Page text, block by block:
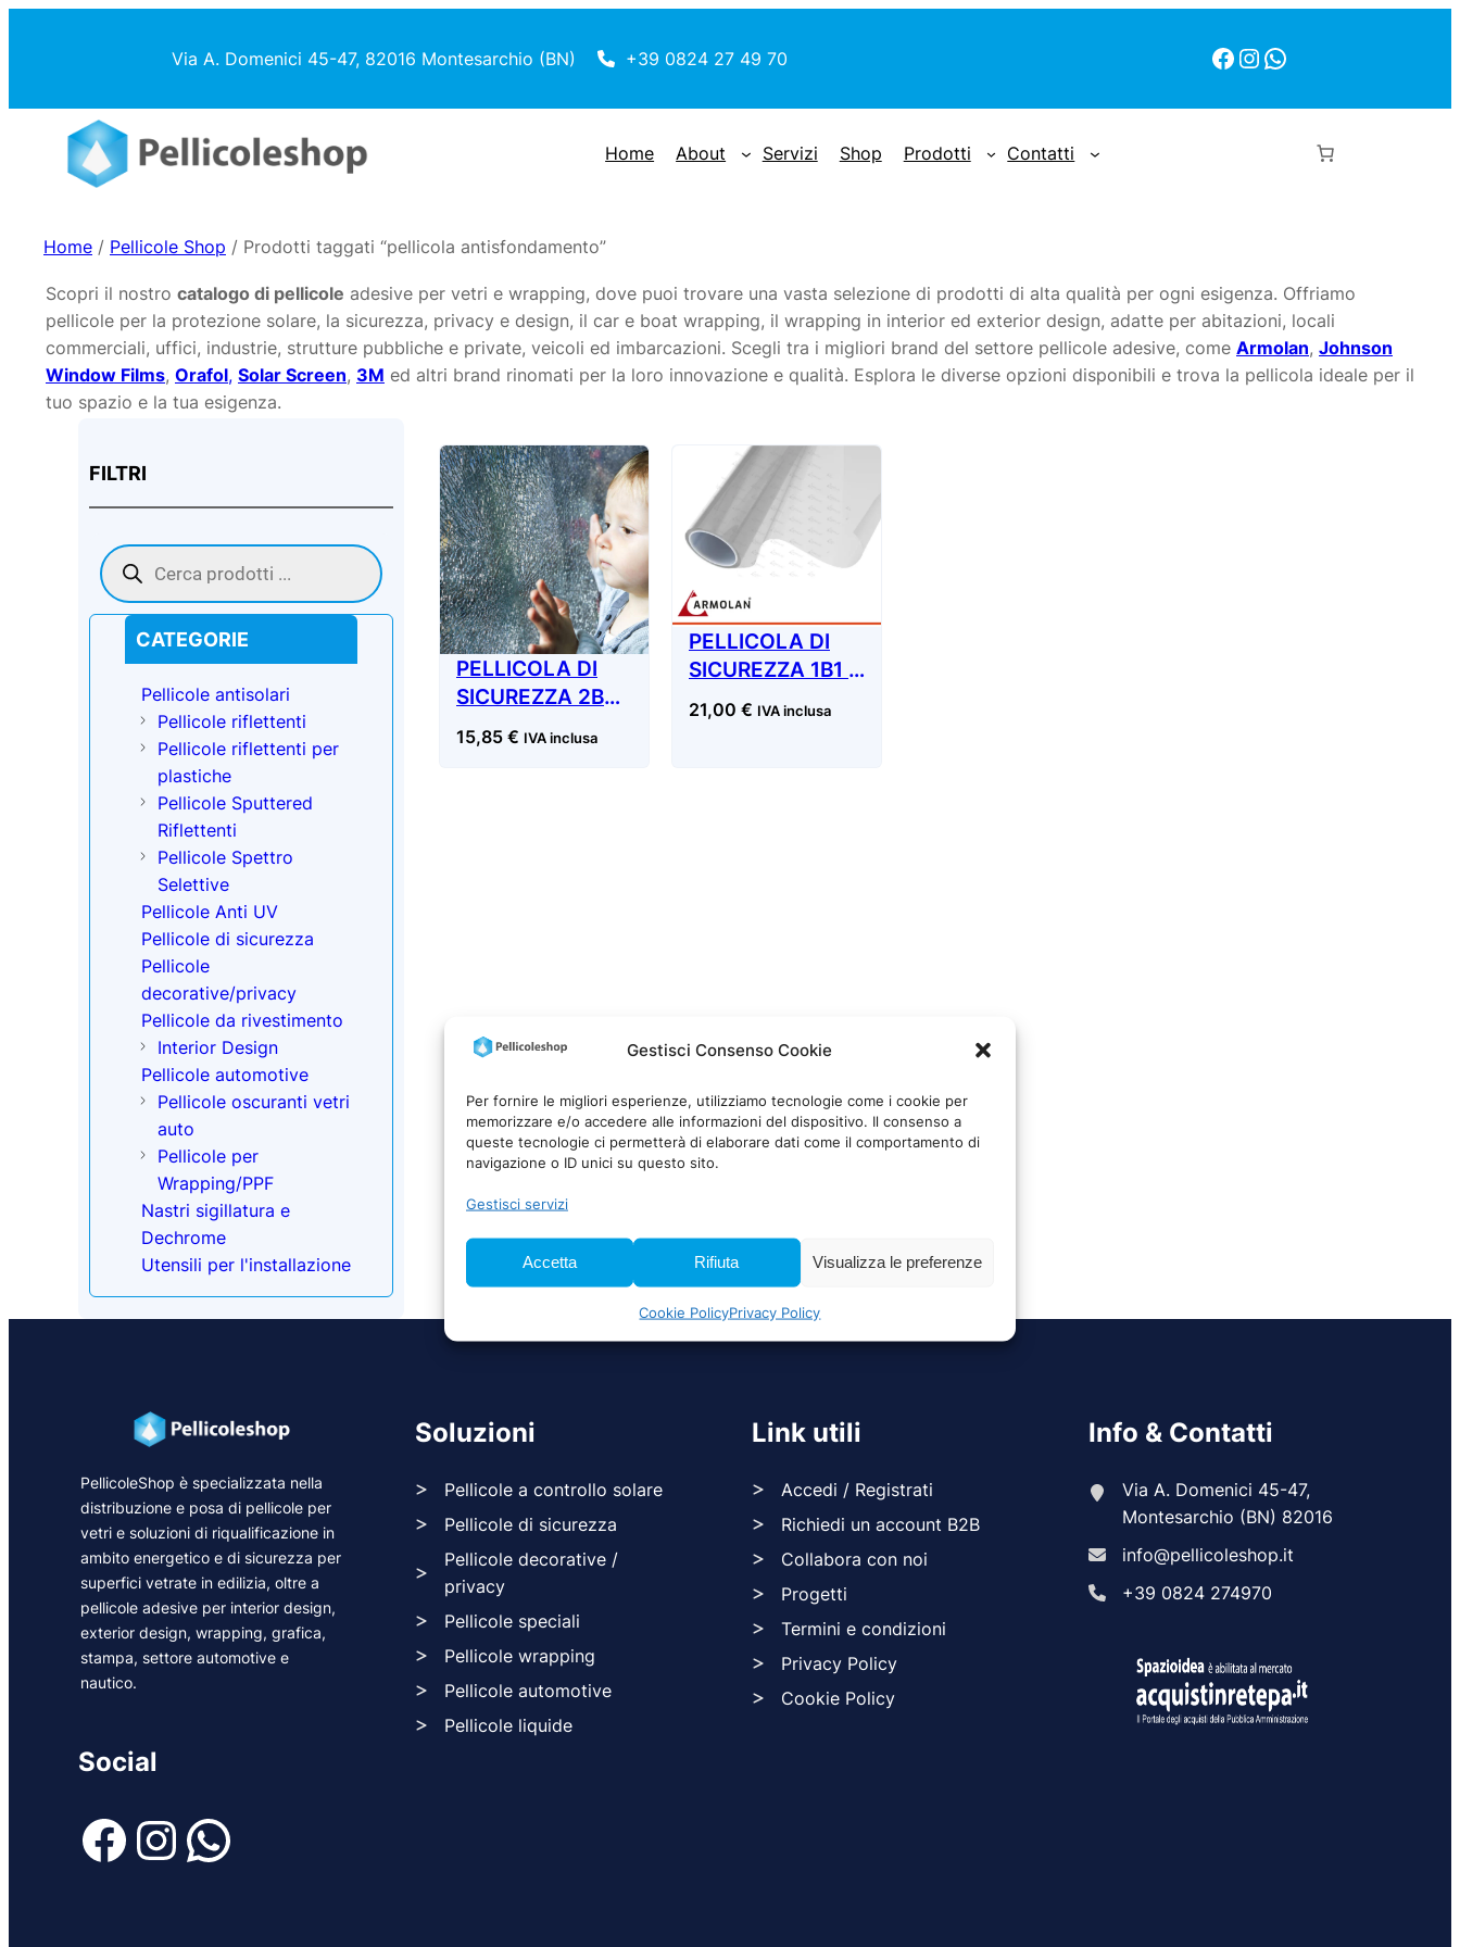
Gestisci Consenso Cookie
Per fornire le migliori esperienze, utilizziamo tecnologie come i cookie per
memorizzare e/o accedere alle informazioni del dispositivo. Il consenso a
queste tecnologie ci permetterà di elaborare dati come il comportamento di
navigazione o ID unici su questo sito.
Gestisci servizi
Accetta Rifiuta Visualizza le preferenze
Cookie PolicyPrivacy Policy
Via A. Domenici 45-47, 82016 Montesarchio (BN) +39 0824 27 49 70 Facebook Instagram WhatsApp
Home About Servizi Shop Prodotti Contatti
Home / Pellicole Shop / Prodotti taggati “pellicola antisfondamento”
Scopri il nostro catalogo di pellicole adesive per vetri e wrapping, dove puoi trovare una vasta selezione di prodotti di alta qualità per ogni esigenza. Offriamo
pellicole per la protezione solare, la sicurezza, privacy e design, il car e boat wrapping, il wrapping in interior ed exterior design, adatte per abitazioni, locali
commerciali, uffici, industrie, strutture pubbliche e private, veicoli ed imbarcazioni. Scegli tra i migliori brand del settore pellicole adesive, come Armolan, Johnson
Window Films, Orafol, Solar Screen, 3M ed altri brand rinomati per la loro innovazione e qualità. Esplora le diverse opzioni disponibili e trova la pellicola ideale per il
tuo spazio e la tua esigenza.
FILTRI
Products
search
CATEGORIE
Pellicole antisolari
Pellicole riflettenti
Pellicole riflettenti per
plastiche
Pellicole Sputtered
Riflettenti
Pellicole Spettro
Selettive
Pellicole Anti UV
Pellicole di sicurezza
Pellicole
decorative/privacy
Pellicole da rivestimento
Interior Design
Pellicole automotive
Pellicole oscuranti vetri
auto
Pellicole per
Wrapping/PPF
Nastri sigillatura e
Dechrome
Utensili per l'installazione
PELLICOLA DI
SICUREZZA 2B2
– EN12600
15,85 € IVA inclusa
PELLICOLA DI
SICUREZZA 1B1 –
EN12600
21,00 € IVA inclusa
PellicoleShop è specializzata nella
distribuzione e posa di pellicole per
vetri e soluzioni di riqualificazione in
ambito energetico e di sicurezza per
superfici vetrate in edilizia, oltre a
pellicole adesive per interior design,
exterior design, wrapping, grafica,
stampa, settore automotive e
nautico.
Social
Facebook InstagramWhatsApp
Soluzioni
Pellicole a controllo solare
Pellicole di sicurezza
Pellicole decorative /
privacy
Pellicole speciali
Pellicole wrapping
Pellicole automotive
Pellicole liquide
Link utili
Accedi / Registrati
Richiedi un account B2B
Collabora con noi
Progetti
Termini e condizioni
Privacy Policy
Cookie Policy
Info & Contatti
Via A. Domenici 45-47,
Montesarchio (BN) 82016
info@pellicoleshop.it
+39 0824 274970